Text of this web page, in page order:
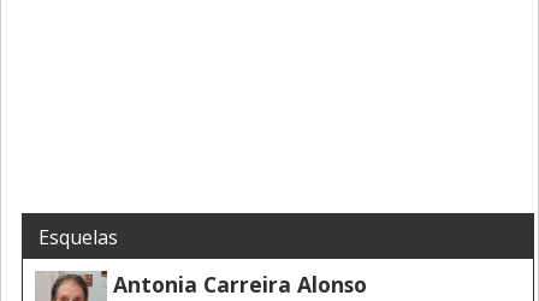
Esquelas
Antonia Carreira Alonso